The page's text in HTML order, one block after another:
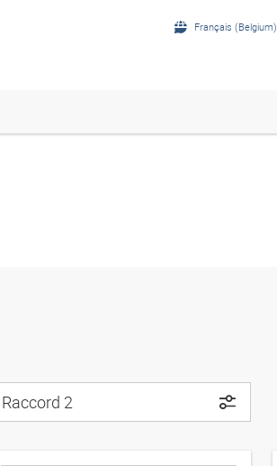
Français (Belgium)
Raccord 2